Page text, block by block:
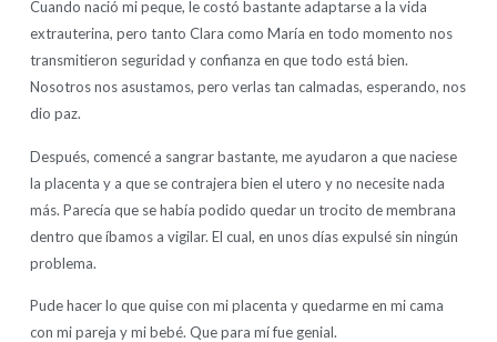
Cuando nació mi peque, le costó bastante adaptarse a la vida
extrauterina, pero tanto Clara como María en todo momento nos
transmitieron seguridad y confianza en que todo está bien.
Nosotros nos asustamos, pero verlas tan calmadas, esperando, nos
dio paz.
Después, comencé a sangrar bastante, me ayudaron a que naciese
la placenta y a que se contrajera bien el utero y no necesite nada
más. Parecía que se había podido quedar un trocito de membrana
dentro que íbamos a vigilar. El cual, en unos días expulsé sin ningún
problema.
Pude hacer lo que quise con mi placenta y quedarme en mi cama
con mi pareja y mi bebé. Que para mí fue genial.